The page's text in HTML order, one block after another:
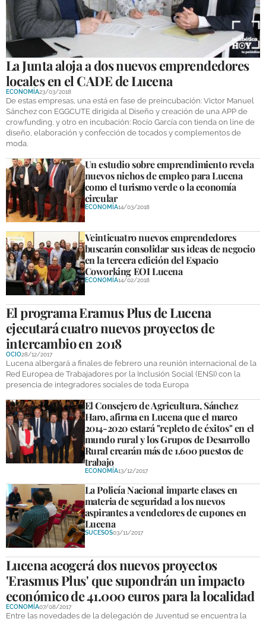
La Junta aloja a dos nuevos emprendedores
locales en el CADE de Lucena
ECONOMÍA23/03/2018
De estas empresas, una está en fase de preincubación: Victor Manuel
Sánchez con EGGCUTE dirigida al Diseño y creación de una APP de
crowfunding, y otro en incubación: Rocío García con tienda on line de
diseño, elaboración y confección de tocados y complementos de
moda.
Un estudio sobre emprendimiento revela
nuevos nichos de empleo para Lucena
como el turismo verde o la economía
circular
ECONOMÍA14/03/2018
Veinticuatro nuevos emprendedores
buscarán consolidar sus ideas de negocio
en la tercera edición del Espacio
Coworking EOI Lucena
ECONOMÍA14/02/2018
El programa Eramus Plus de Lucena
ejecutará cuatro nuevos proyectos de
intercambio en 2018
OCIO28/12/2017
Lucena albergará a finales de febrero una reunión internacional de la
Red Europea de Trabajadores por la Inclusión Social (ENSI) con la
presencia de integradores sociales de toda Europa
El Consejero de Agricultura, Sánchez
Haro, afirma en Lucena que el marco
2014-2020 estará "repleto de éxitos" en el
mundo rural y los Grupos de Desarrollo
Rural crearán más de 1.600 puestos de
trabajo
ECONOMÍA13/12/2017
La Policía Nacional imparte clases en
materia de seguridad a los nuevos
aspirantes a vendedores de cupones en
Lucena
SUCESOS03/11/2017
Lucena acogerá dos nuevos proyectos
'Erasmus Plus' que supondrán un impacto
económico de 41.000 euros para la localidad
ECONOMÍA07/08/2017
Entre las novedades de la delegación de Juventud se encuentra la